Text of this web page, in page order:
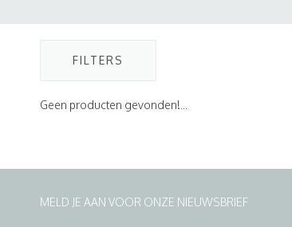
FILTERS
Geen producten gevonden!...
MELD JE AAN VOOR ONZE NIEUWSBRIEF